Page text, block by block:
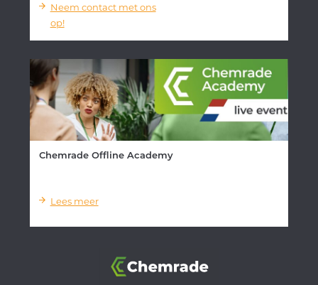
Neem contact met ons
op!
Chemrade Offline Academy
Lees meer